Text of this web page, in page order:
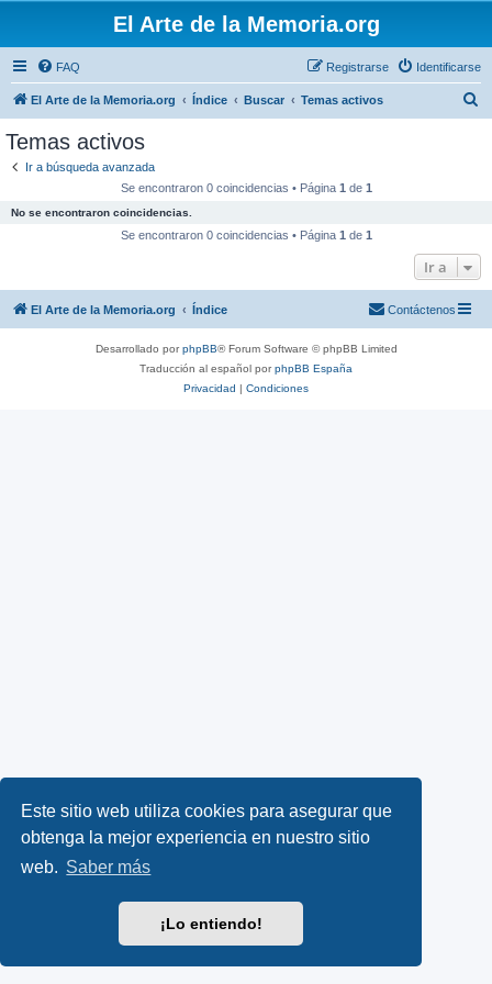
Este sitio web utiliza cookies para asegurar que
obtenga la mejor experiencia en nuestro sitio
web. Saber más
¡Lo entiendo!
El Arte de la Memoria.org
FAQ Identificarse
Registrarse
El Arte de la Memoria.org Índice Buscar Temas activos
Temas activos
Ir a búsqueda avanzada
Se encontraron 0 coincidencias • Página 1 de 1
No se encontraron coincidencias.
Se encontraron 0 coincidencias • Página 1 de 1
Ir a
El Arte de la Memoria.org Índice Contáctenos
Desarrollado porphpBB® Forum Software © phpBB Limited
Traducción al español porphpBB España
Privacidad | Condiciones